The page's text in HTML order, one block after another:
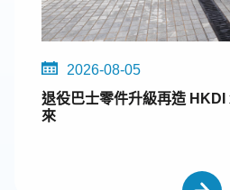
2026-08-05
退役巴士零件升級再造
來